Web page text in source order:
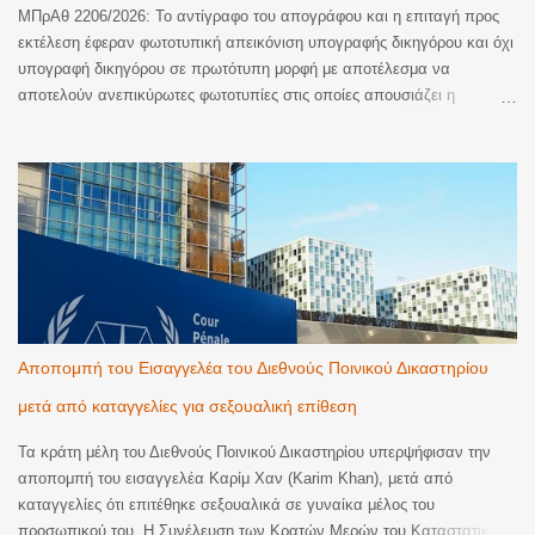
ΜΠρΑθ 2206/2026: Το αντίγραφο του απογράφου και η επιταγή προς
εκτέλεση έφεραν φωτοτυπική απεικόνιση υπογραφής δικηγόρου και όχι
υπογραφή δικηγόρου σε πρωτότυπη μορφή με αποτέλεσμα να
αποτελούν ανεπικύρωτες φωτοτυπίες στις οποίες απουσιάζει η
Πρωτοδικείου Αθηνών (Περιουσιακές διαφορές – Ανακοπές Εκτέλεσης)
έγινε δεκτός λόγος ανακοπής που αφορούσε την έλλειψη αποδεικτικής
ισχύος του αντιγράφου εξ απογράφου εκτελεστού που κοινοποιήθηκε
με την επιταγή προς πληρωμή για να ξεκινήσει η διαδικασία της
εκτέλεσης. Όπως κρίθηκε, το αντίγραφο εξ απογράφου εκτελεστού
που κοινοποιήθηκε δεν είχε επικυρωθεί αυτοτελώς και νομίμως παρότι
αποτελεί διακριτό έγγραφο από την επιταγή. Παράλληλα, και η επιταγή
από δικηγόρο. Ειδικότερα, το Δικαστήριο έκρινε ότι τα συγκεκριμένα
έγγραφα στερούνταν της απαιτούμενης αποδε...
Αποπομπή του Εισαγγελέα του Διεθνούς Ποινικού Δικαστηρίου
μετά από καταγγελίες για σεξουαλική επίθεση
Τα κράτη μέλη του Διεθνούς Ποινικού Δικαστηρίου υπερψήφισαν την
αποπομπή του εισαγγελέα Καρίμ Χαν (Karim Khan), μετά από
καταγγελίες ότι επιτέθηκε σεξουαλικά σε γυναίκα μέλος του
προσωπικού του. Η Συνέλευση των Κρατών Μερών του Καταστατικού